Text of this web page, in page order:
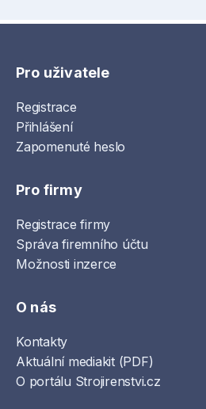
Pro uživatele
Registrace
Přihlášení
Zapomenuté heslo
Pro firmy
Registrace firmy
Správa firemního účtu
Možnosti inzerce
O nás
Kontakty
Aktuální mediakit (PDF)
O portálu Strojirenstvi.cz